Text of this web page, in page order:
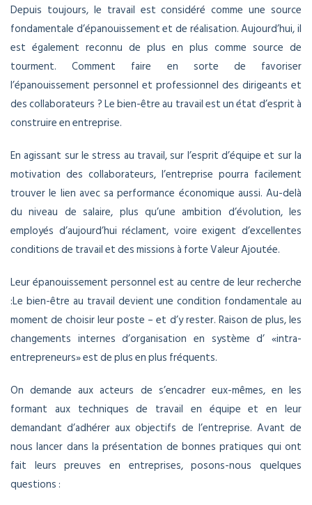
Depuis toujours, le travail est considéré comme une source
fondamentale d’épanouissement et de réalisation. Aujourd’hui, il
est également reconnu de plus en plus comme source de
tourment. Comment faire en sorte de favoriser
l’épanouissement personnel et professionnel des dirigeants et
des collaborateurs ? Le bien-être au travail est un état d’esprit à
construire en entreprise.
En agissant sur le stress au travail, sur l’esprit d’équipe et sur la
motivation des collaborateurs, l’entreprise pourra facilement
trouver le lien avec sa performance économique aussi. Au-delà
du niveau de salaire, plus qu’une ambition d’évolution, les
employés d’aujourd’hui réclament, voire exigent d’excellentes
conditions de travail et des missions à forte Valeur Ajoutée.
Leur épanouissement personnel est au centre de leur recherche
:Le bien-être au travail devient une condition fondamentale au
moment de choisir leur poste – et d’y rester. Raison de plus, les
changements internes d’organisation en système d’ «intra-
entrepreneurs» est de plus en plus fréquents.
On demande aux acteurs de s’encadrer eux-mêmes, en les
formant aux techniques de travail en équipe et en leur
demandant d’adhérer aux objectifs de l’entreprise. Avant de
nous lancer dans la présentation de bonnes pratiques qui ont
fait leurs preuves en entreprises, posons-nous quelques
questions :